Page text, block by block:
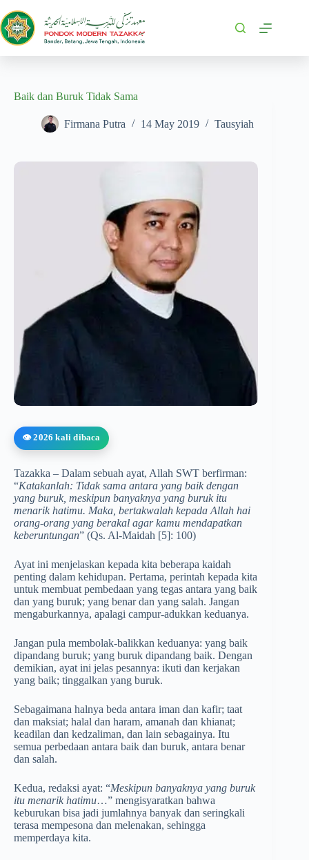
Baik dan Buruk Tidak Sama
Firmana Putra 14 May 2019 Tausyiah
👁️ 2026 kali dibaca
Tazakka – Dalam sebuah ayat, Allah SWT berfirman:
“Katakanlah: Tidak sama antara yang baik dengan
yang buruk, meskipun banyaknya yang buruk itu
menarik hatimu. Maka, bertakwalah kepada Allah hai
orang-orang yang berakal agar kamu mendapatkan
keberuntungan” (Qs. Al-Maidah [5]: 100)
Ayat ini menjelaskan kepada kita beberapa kaidah
penting dalam kehidupan. Pertama, perintah kepada kita
untuk membuat pembedaan yang tegas antara yang baik
dan yang buruk; yang benar dan yang salah. Jangan
mengaburkannya, apalagi campur-adukkan keduanya.
Jangan pula membolak-balikkan keduanya: yang baik
dipandang buruk; yang buruk dipandang baik. Dengan
demikian, ayat ini jelas pesannya: ikuti dan kerjakan
yang baik; tinggalkan yang buruk.
Sebagaimana halnya beda antara iman dan kafir; taat
dan maksiat; halal dan haram, amanah dan khianat;
keadilan dan kedzaliman, dan lain sebagainya. Itu
semua perbedaan antara baik dan buruk, antara benar
dan salah.
Kedua, redaksi ayat: “Meskipun banyaknya yang buruk
itu menarik hatimu…” mengisyaratkan bahwa
keburukan bisa jadi jumlahnya banyak dan seringkali
terasa mempesona dan melenakan, sehingga
memperdaya kita.